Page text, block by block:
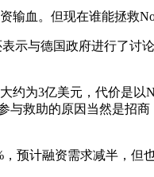
输血。但现在谁能拯救
示与德国政府进行了讨
约为3亿美元，代价是以
与救助的原因当然是招商
预计融资需求减半，但